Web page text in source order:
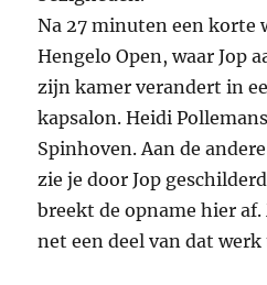
Na 27 minuten een korte
Hengelo Open, waar Jop
zijn kamer verandert in
kapsalon. Heidi
Spinhoven. Aan de
zie je door Jop
breekt de opname hier
net een deel van dat werk